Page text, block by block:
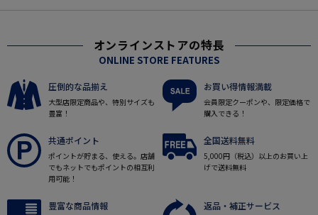
オンラインストアの特長
ONLINE STORE FEATURES
圧倒的な品揃え
大型店限定商品や、特別サイズも
豊富！
お買い得情報満載
会員限定クーポンや、限定価格で
購入できる！
共通ポイント
ポイントが貯まる、使える。店舗
でもネットでもポイントの相互利
用可能！
全国送料無料
5,000円（税込）以上のお買い上
げで送料無料
豊富な商品情報 返品・補正サービス